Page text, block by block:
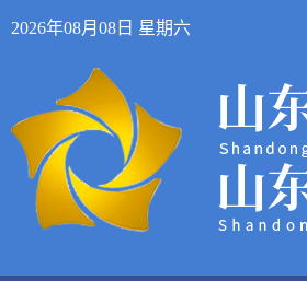
2026年08月08日 星期六